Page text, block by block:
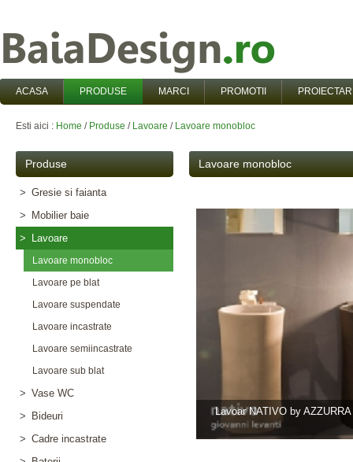
ACASA PRODUSE MARCI PROMOTII
Esti aici : Home / Produse / Lavoare / Lavoare monobloc
Produse
> Gresie si faianta
>
Mobilier baie
>
Lavoare
Lavoare monobloc
Lavoare pe blat
Lavoare suspendate
Lavoare incastrate
Lavoare semiincastrate
Lavoare sub blat
> Vase WC
>
Bideuri
> Cadre incastrate
Lavoare monobloc
Lavoar NATIVO by